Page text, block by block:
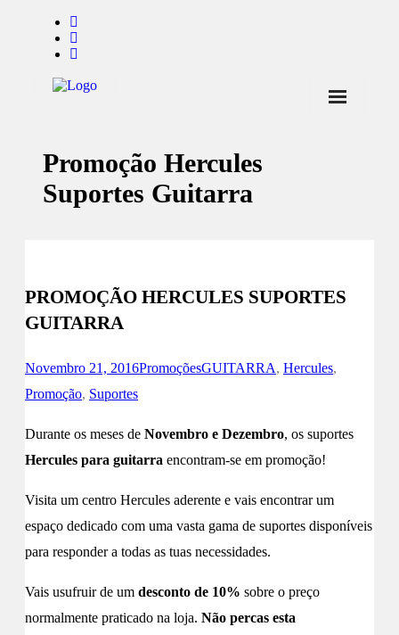
Notícias
Marcas
Promoções
Promoção Hercules
Suportes Guitarra
PROMOÇÃO HERCULES SUPORTES
GUITARRA
Novembro 21, 2016PromoçõesGUITARRA, Hercules,
Promoção, Suportes
Durante os meses de Novembro e Dezembro, os suportes
Hercules para guitarra encontram-se em promoção!
Visita um centro Hercules aderente e vais encontrar um
espaço dedicado com uma vasta gama de suportes disponíveis
para responder a todas as tuas necessidades.
Vais usufruir de um desconto de 10% sobre o preço
normalmente praticado na loja. Não percas esta